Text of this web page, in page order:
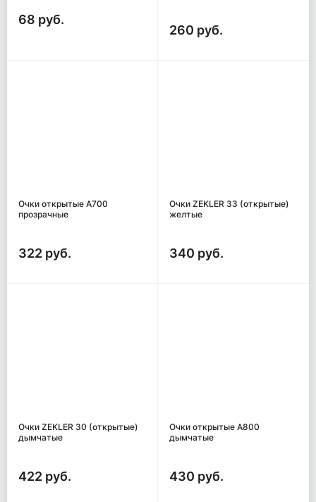
68 руб.
260 руб.
Очки открытые А700
прозрачные
322 руб.
Очки ZEKLER 33 (открытые)
желтые
340 руб.
Очки ZEKLER 30 (открытые)
дымчатые
422 руб.
Очки открытые A800
дымчатые
430 руб.